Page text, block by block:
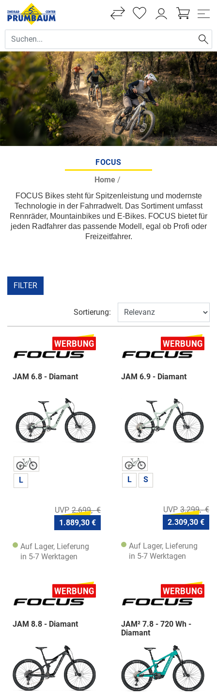
FOCUS
Home /
FOCUS Bikes steht für Spitzenleistung und modernste
Technologie in der Fahrradwelt. Das Sortiment umfasst
Rennräder, Mountainbikes und E-Bikes. FOCUS bietet für
jeden Radfahrer das passende Modell, egal ob Profi oder
Freizeitfahrer.
FILTER
Sortierung:
JAM 6.8 - Diamant
L
2.699,- €
1.889,30 €
Auf Lager, Lieferung
in 5-7 Werktagen
JAM 6.9 - Diamant
L S
3.299,- €
2.309,30 €
Auf Lager, Lieferung
in 5-7 Werktagen
JAM 8.8 - Diamant
JAM² 7.8 - 720 Wh -
Diamant